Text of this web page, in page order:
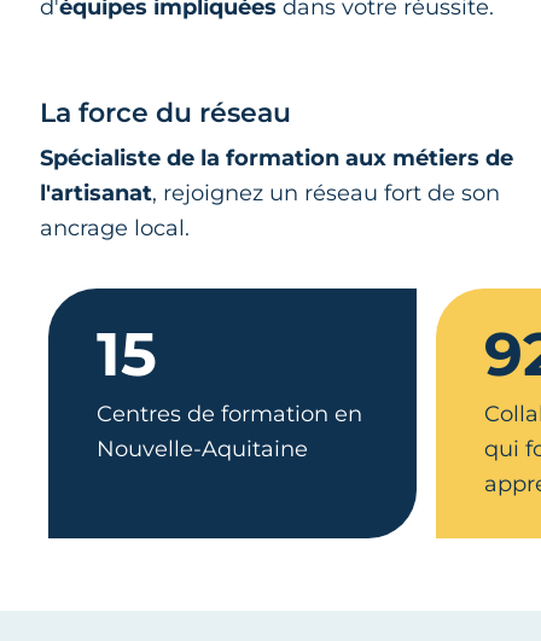
d'équipes impliquées dans votre réussite.
La force du réseau
Spécialiste de la formation aux métiers de
l'artisanat, rejoignez un réseau fort de son
ancrage local.
15
Centres de formation en
Nouvelle-Aquitaine
qui